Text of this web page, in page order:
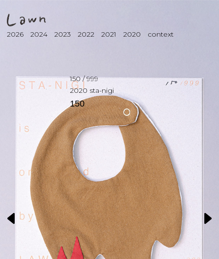
2026 2024 2023 2022 2021 2020 context
150/999
2020 sta-nigi
150